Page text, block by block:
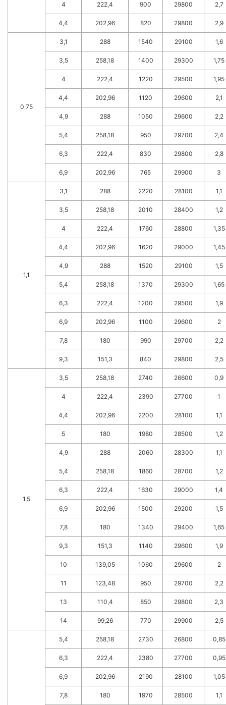
4 222,4 900 29800 2,7
4,4 202,96 820 29800 2,9
0,75
3,1 288 1540 29100 1,6
3,5 258,18 1400 29300 1,75
4 222,4 1220 29500 1,95
4,4 202,96 1120 29600 2,1
4,9 288 1050 29600 2,2
5,4 258,18 950 29700 2,4
6,3 222,4 830 29800 2,8
6,9 202,96 765 29900 3
1,1
3,1 288 2220 28100 1,1
3,5 258,18 2010 28400 1,2
4 222,4 1760 28800 1,35
4,4 202,96 1620 29000 1,45
4,9 288 1520 29100 1,5
5,4 258,18 1370 29300 1,65
6,3 222,4 1200 29500 1,9
6,9 202,96 1100 29600 2
7,8 180 990 29700 2,2
9,3 151,3 840 29800 2,5
1,5
3,5 258,18 2740 26600 0,9
4 222,4 2390 27700 1
4,4 202,96 2200 28100 1,1
5 180 1980 28500 1,2
4,9 288 2060 28300 1,1
5,4 258,18 1860 28700 1,2
6,3 222,4 1630 29000 1,4
6,9 202,96 1500 29200 1,5
7,8 180 1340 29400 1,65
9,3 151,3 1140 29600 1,9
10 139,05 1060 29600 2
11 123,48 950 29700 2,2
13 110,4 850 29800 2,3
14 99,26 770 29900 2,5
5,4 258,18 2730 26800 0,85
6,3 222,4 2380 27700 0,95
6,9 202,96 2190 28100 1,05
7,8 180 1970 28500 1,1